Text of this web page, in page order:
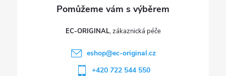
EC-ORIGINAL
eshop@ec-original.cz
+420 722 544 550